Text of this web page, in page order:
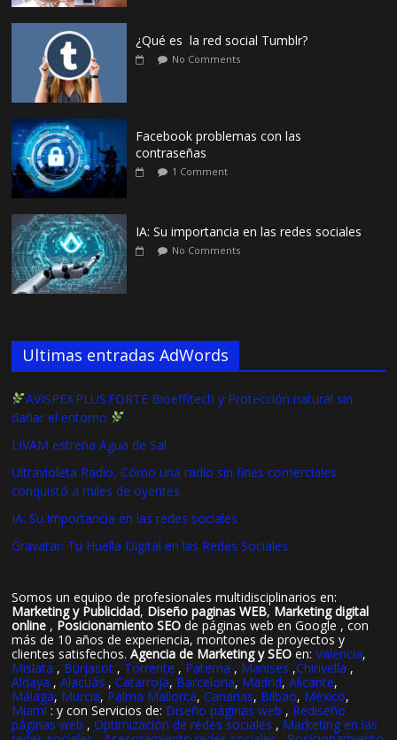
¿Qué es la red social Tumblr?
No Comments
Facebook problemas con las
contraseñas
1 Comment
IA: Su importancia en las redes sociales
No Comments
Ultimas entradas AdWords
AVISPEX PLUS FORTE Bioeffitech y Protección natural sin
dañar el entorno
LIVAM estrena Agua de Sal
Ultravioleta Radio, Cómo una radio sin fines comerciales
conquistó a miles de oyentes
IA: Su importancia en las redes sociales
Gravatar: Tu Huella Digital en las Redes Sociales
Somos un equipo de profesionales multidisciplinarios en:
Marketing y Publicidad, Diseño paginas WEB, Marketing digital
online , Posicionamiento SEO de páginas web en Google , con
más de 10 años de experiencia, montones de proyectos y
clientes satisfechos.Agencia de Marketing y SEO en:Valencia,
Mislata , Burjasot , Torrente , Paterna , Manises ,Chirivella ,
Aldaya ,Alacuás ,Catarroja, Barcelona, Madrid,Alicante,
Málaga, Murcia, Palma Mallorca,Canarias, Bilbao, México,
Miami : y con Servicios de: Diseño páginas web , Rediseño
páginas web ,Optimización de redes sociales , Marketing en las